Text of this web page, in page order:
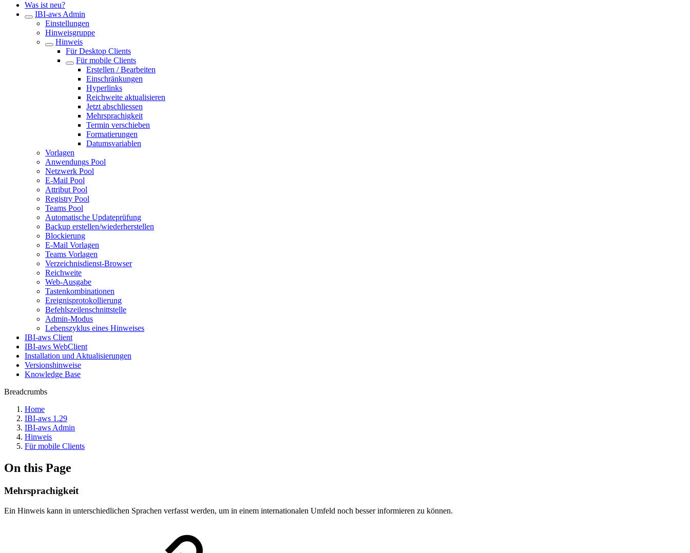
Was ist neu?
IBI-aws Admin
Einstellungen
Hinweisgruppe
Hinweis
Für Desktop Clients
Für mobile Clients
Erstellen / Bearbeiten
Einschränkungen
Hyperlinks
Reichweite aktualisieren
Jetzt abschliessen
Mehrsprachigkeit
Termin verschieben
Formatierungen
Datumsvariablen
Vorlagen
Anwendungs Pool
Netzwerk Pool
E-Mail Pool
Attribut Pool
Registry Pool
Teams Pool
Automatische Updateprüfung
Backup erstellen/wiederherstellen
Blockierung
E-Mail Vorlagen
Teams Vorlagen
Verzeichnisdienst-Browser
Reichweite
Web-Ausgabe
Tastenkombinationen
Ereignisprotokollierung
Befehlszeilenschnittstelle
Admin-Modus
Lebenszyklus eines Hinweises
IBI-aws Client
IBI-aws WebClient
Installation und Aktualisierungen
Versionshinweise
Knowledge Base
Breadcrumbs
Home
IBI-aws 1.29
IBI-aws Admin
Hinweis
Für mobile Clients
On this Page
Mehrsprachigkeit
Ein Hinweis kann in unterschiedlichen Sprachen verfasst werden, um in einem internationalen Umfeld noch besser informieren zu können.